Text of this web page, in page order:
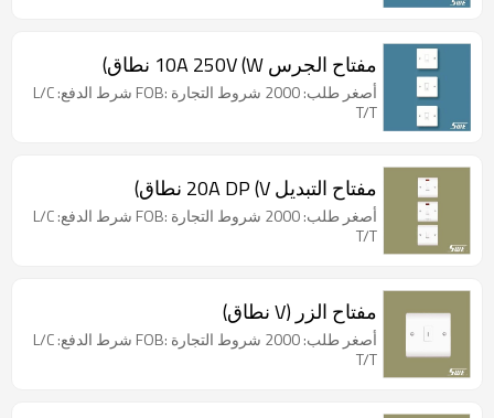
مفتاح الجرس 10A 250V (W نطاق)
أصغر طلب: 2000 شروط التجارة :FOB شرط الدفع: L/C
T/T
مفتاح التبديل 20A DP (V نطاق)
أصغر طلب: 2000 شروط التجارة :FOB شرط الدفع: L/C
T/T
مفتاح الزر (V نطاق)
أصغر طلب: 2000 شروط التجارة :FOB شرط الدفع: L/C
T/T